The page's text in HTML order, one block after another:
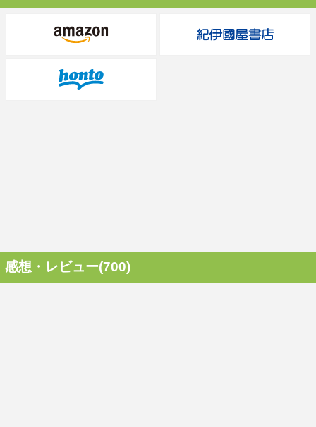
感想・レビュー(700)